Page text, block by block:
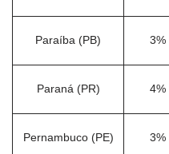
Paraíba (PB) 3%
Paraná (PR) 4%
Pernambuco (PE) 3%